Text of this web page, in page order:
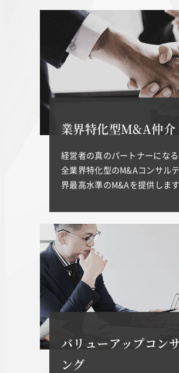
業界特化型M&A仲介
経営者の真のパートナーにな
全業界特化型のM&Aコンサル
界最高水準のM&Aを提供します
バリューアップコン
ング